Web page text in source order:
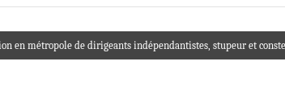
en métropole de dirigeants indépendantistes, stupeur et